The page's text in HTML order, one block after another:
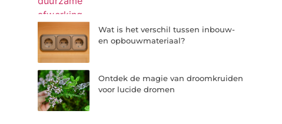
Wat is het verschil tussen inbouw-
en opbouwmateriaal?
Ontdek de magie van droomkruiden
voor lucide dromen